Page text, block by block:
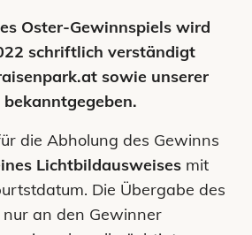
Oster-Gewinnspiels wird
schriftlich verständigt
sowie unserer
die Abholung des Gewinns
Lichtbildausweises mit
Die Übergabe des
an den Gewinner